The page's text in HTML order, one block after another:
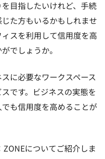
目指したいけれど、手続
た方もいるかもしれませ
スを利用して信用度を高
でしょうか。
に必要なワークスペース
です。ビジネスの実態を
も信用度を高めることが
についてご紹介しま